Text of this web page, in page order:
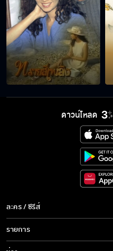
ดาวน์โหลด
ละคร / ซีรีส์
ละคร/ซีรีส์
ซีรีส์นานาชาติ
รายการ
รายการทั้งหมด